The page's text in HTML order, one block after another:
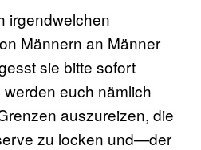
irgendwelchen
Männern an Männer
sie bitte sofort
euch nämlich
auszureizen, die
zu locken und—der